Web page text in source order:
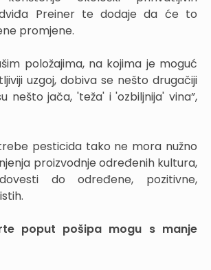
Preiner te dodaje da će to
promjene.
položajima, na kojima je moguć
uzgoj, dobiva se nešto drugačiji
nešto jača, 'teža' i 'ozbiljnija' vina”,
pesticida tako ne mora nužno
proizvodnje određenih kultura,
do određene, pozitivne,
poput pošipa mogu s manje